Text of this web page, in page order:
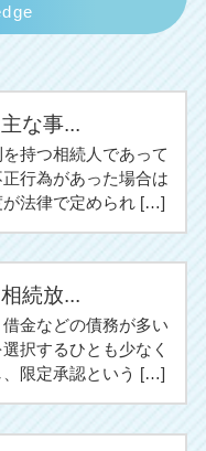
な事...
持つ相続人であって
行為があった場合は
が法律で定められ […]
続放...
金などの債務が多い
択するひとも少なく
限定承認という […]